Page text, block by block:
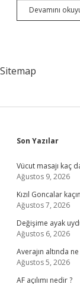
Devamını
Sitemap
Son Yazılar
Vücut masajı kaç
Ağustos 9, 2026
Kızıl Goncalar
Ağustos 7, 2026
Değişime ayak
Ağustos 6, 2026
Averajın altında
Ağustos 5, 2026
AF açılımı nedir ?